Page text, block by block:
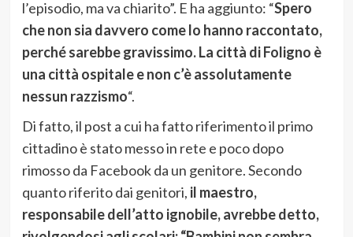
l’episodio, ma va chiarito”. E ha aggiunto: “Spero
che non sia davvero come lo hanno raccontato,
perché sarebbe gravissimo. La città di Foligno è
una città ospitale e non c’è assolutamente
nessun razzismo“.
Di fatto, il post a cui ha fatto riferimento il primo
cittadino è stato messo in rete e poco dopo
rimosso da Facebook da un genitore. Secondo
quanto riferito dai genitori, il maestro,
responsabile dell’atto ignobile, avrebbe detto,